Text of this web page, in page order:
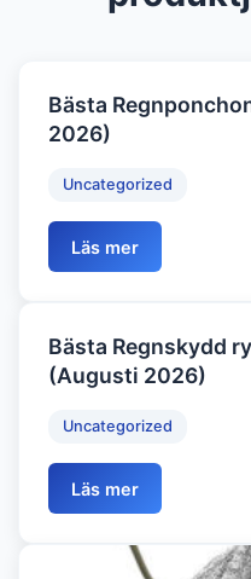
Bästa
2026)
Uncategorized
Läs mer
Bästa Regnskydd
(Augusti 2026)
Uncategorized
Läs mer